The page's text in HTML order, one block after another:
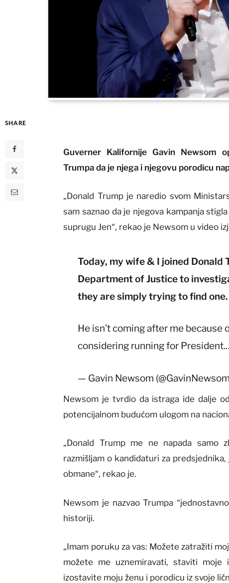
SHARE
Guverner Kalifornije Gavin Newsom
Trumpa da je njega i njegovu porodicu
„Donald Trump je naredio svom
sam saznao da je njegova kampanja
suprugu Jen“, rekao je Newsom u video
Today, my wife & I joined Donald
Department of Justice to
they are simply trying to find one.
He isn’t coming after me because
considering running for
— Gavin Newsom
Newsom je tvrdio da istraga ide dalje
potencijalnom budućom ulogom na
„Donald Trump me ne napada samo
razmišljam o kandidaturi za
obmane“, rekao je.
Newsom je nazvao Trumpa
historiji.
„Imam poruku za vas: Možete zatražiti
možete me uznemiravati, staviti
izostavite moju ženu i porodicu iz svoje